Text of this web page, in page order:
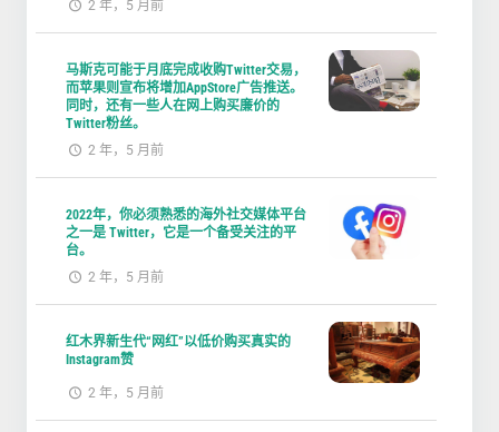
2 年，5 月前
马斯克可能于月底完成收购Twitter交易，
而苹果则宣布将增加AppStore广告推送。
同时，还有一些人在网上购买廉价的
Twitter粉丝。
2 年，5 月前
2022年，你必须熟悉的海外社交媒体平台
之一是 Twitter，它是一个备受关注的平
台。
2 年，5 月前
红木界新生代“网红”以低价购买真实的
Instagram赞
2 年，5 月前